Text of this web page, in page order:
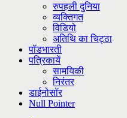
रुपहली दुनिया
व्यक्तिगत
विडियो
अतिथि का चिट्ठा
पॉडभारती
पत्रिकायें
सामयिकी
निरंतर
डाईनोसॉर
Null Pointer